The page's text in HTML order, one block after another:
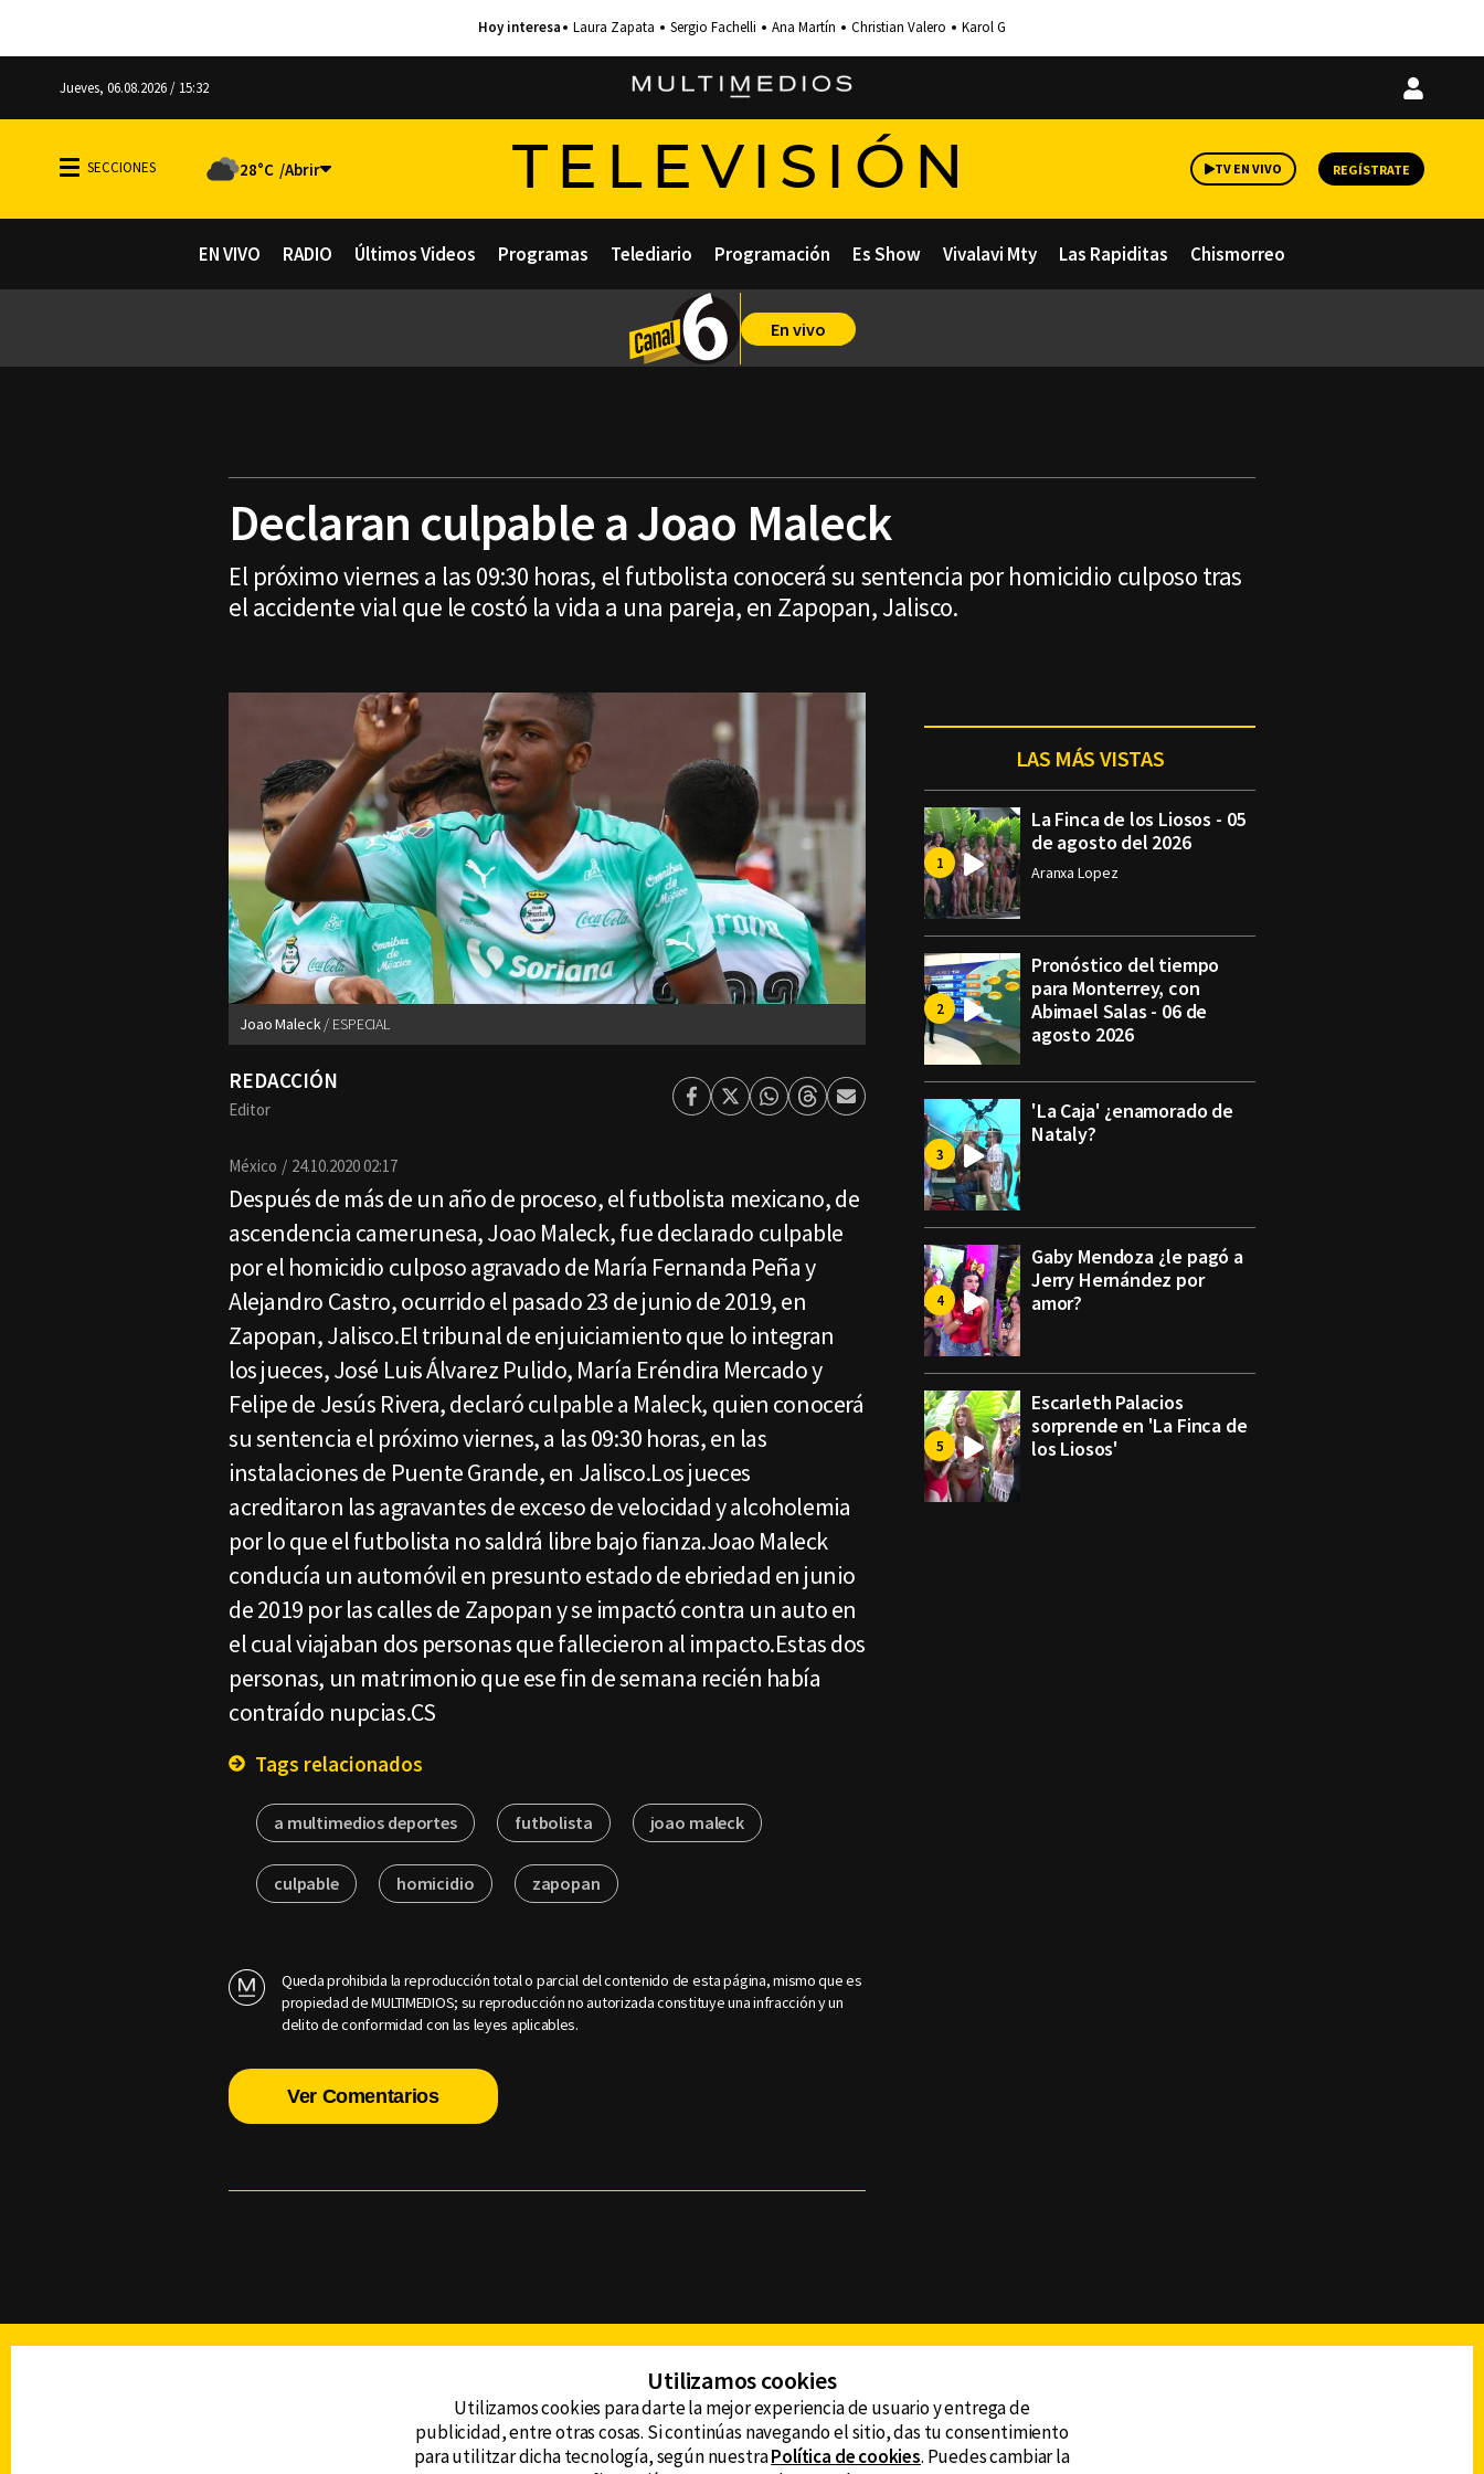
Laura Zapata Sergio Fachelli Ana Martín Christian Valero Karol G
Jueves, 06.08.2026 / 15:32
Iniciar
28°C TELEVISIÓN TV EN VIVO REGÍSTRATE
EN VIVO RADIO Últimos Videos Programas Telediario Programación Es Show Vivalavi Mty Las Rapiditas Chismorreo
En vivo
Declaran culpable a Joao Maleck
El próximo viernes a las 09:30 horas, el futbolista conocerá su sentencia por homicidio culposo tras
el accidente vial que le costó la vida a una pareja, en Zapopan, Jalisco.
Joao Maleck ESPECIAL
REDACCIÓN
Editor Facebook
TwitterWhatsapp
ThreadsEnviar
México 24.10.2020 02:17
Después de más de un año de proceso, el futbolista mexicano, de
ascendencia camerunesa, Joao Maleck, fue declarado culpable
por el homicidio culposo agravado de María Fernanda Peña y
Alejandro Castro, ocurrido el pasado 23 de junio de 2019, en
Zapopan, Jalisco.El tribunal de enjuiciamiento que lo integran
los jueces, José Luis Álvarez Pulido, María Eréndira Mercado y
Felipe de Jesús Rivera, declaró culpable a Maleck, quien conocerá
su sentencia el próximo viernes, a las 09:30 horas, en las
instalaciones de Puente Grande, en Jalisco.Los jueces
acreditaron las agravantes de exceso de velocidad y alcoholemia
por lo que el futbolista no saldrá libre bajo fianza.Joao Maleck
conducía un automóvil en presunto estado de ebriedad en junio
de 2019 por las calles de Zapopan y se impactó contra un auto en
el cual viajaban dos personas que fallecieron al impacto.Estas dos
personas, un matrimonio que ese fin de semana recién había
contraído nupcias.CS
Tags relacionados
a multimedios deportes futbolista joao maleck
culpable homicidio zapopan
Queda prohibida la reproducción total o parcial del contenido de esta página, mismo que es
propiedad de MULTIMEDIOS; su reproducción no autorizada constituye una infracción y un
delito de conformidad con las leyes aplicables.
Ver Comentarios
LAS MÁS VISTAS
La Finca de los Liosos - 05
de agosto del 2026
Aranxa Lopez
Pronóstico del tiempo
para Monterrey, con
Abimael Salas - 06 de
agosto 2026
'La Caja' ¿enamorado de
Nataly?
Gaby Mendoza ¿le pagó a
Jerry Hernández por
amor?
Escarleth Palacios
sorprende en 'La Finca de
los Liosos'
DERECHOS RESERVADOS © CANAL 6 2026
Prohibida la reproducción total o parcial, incluyendo
CONTACTO
AVISO DE PRIVACIDAD
Utilizamos cookies
Utilizamos cookies para darte la mejor experiencia de usuario y entrega de
publicidad, entre otras cosas. Si continúas navegando el sitio, das tu consentimiento
para utilitzar dicha tecnología, según nuestraPolítica de cookies. Puedes cambiar la